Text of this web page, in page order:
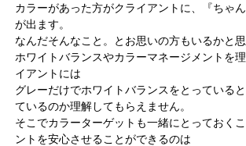
カラーがあった方がクライアントに、『ちゃ
が出ます。
なんだそんなこと。とお思いの方もいるかと
ホワイトバランスやカラーマネージメントを
イアントには
グレーだけでホワイトバランスをとっている
ているのか理解してもらえません。
そこでカラーターゲットも一緒にとっておく
ントを安心させることができるのは